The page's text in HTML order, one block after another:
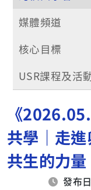
媒體頻道
核心目標
USR課程及活
《
共學｜走
共生的力量
發布